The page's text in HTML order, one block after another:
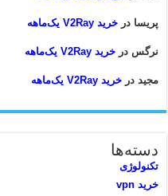
پریسا درخرید V2Ray یک‌ماهه
نرگس درخرید V2Ray یک‌ماهه
مجید درخرید V2Ray یک‌ماهه
دسته‌ها
تکنولوژی
خرید vpn